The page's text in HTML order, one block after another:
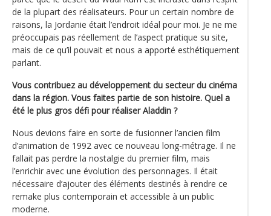
de la plupart des réalisateurs. Pour un certain nombre de
raisons, la Jordanie était l’endroit idéal pour moi. Je ne me
préoccupais pas réellement de l’aspect pratique su site,
mais de ce qu’il pouvait et nous a apporté esthétiquement
parlant.
Vous contribuez au développement du secteur du cinéma
dans la région. Vous faites partie de son histoire. Quel a
été le plus gros défi pour réaliser Aladdin ?
Nous devions faire en sorte de fusionner l’ancien film
d’animation de 1992 avec ce nouveau long-métrage. Il ne
fallait pas perdre la nostalgie du premier film, mais
l’enrichir avec une évolution des personnages. Il était
nécessaire d’ajouter des éléments destinés à rendre ce
remake plus contemporain et accessible à un public
moderne.